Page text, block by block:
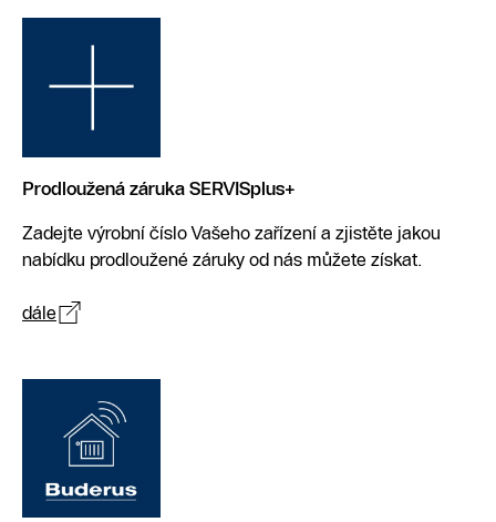
Prodloužená záruka SERVISplus+
Zadejte výrobní číslo Vašeho zařízení a zjistěte jakou
nabídku prodloužené záruky od nás můžete získat.
dále